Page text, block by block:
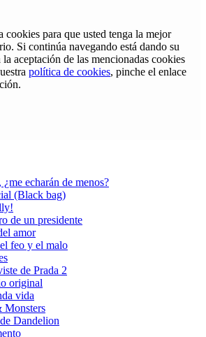
cookies para que usted tenga la mejor
Si continúa navegando está dando su
aceptación de las mencionadas cookies
política de cookies, pinche el enlace
echarán de menos?
(Black bag)
de un presidente
amor
feo y el malo
de Prada 2
original
vida
Monsters
Dandelion